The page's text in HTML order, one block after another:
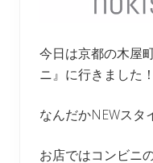
今日は京都の木屋
ニ』に行きました！
なんだかNEWスタ
お店ではコンビニ